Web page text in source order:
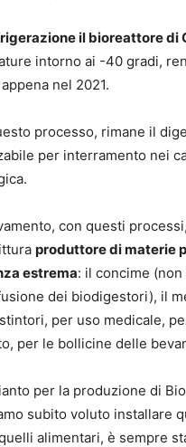
il bioreattore di
intorno ai -40 gradi,
nel 2021.
processo, rimane il
per interramento nei
con questi
produttore di materie
estrema: il concime
dei biodigestori), il
per uso medicale,
per le bollicine delle
per la produzione di
subito voluto installare
alimentari, è sempre